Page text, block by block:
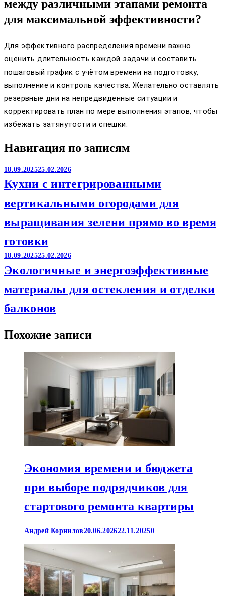
между различными этапами ремонта
для максимальной эффективности?
Для эффективного распределения времени важно
оценить длительность каждой задачи и составить
пошаговый график с учётом времени на подготовку,
выполнение и контроль качества. Желательно оставлять
резервные дни на непредвиденные ситуации и
корректировать план по мере выполнения этапов, чтобы
избежать затянутости и спешки.
Навигация по записям
18.09.202525.02.2026
Кухни с интегрированными
вертикальными огородами для
выращивания зелени прямо во время
готовки
18.09.202525.02.2026
Экологичные и энергоэффективные
материалы для остекления и отделки
балконов
Похожие записи
Экономия времени и бюджета
при выборе подрядчиков для
стартового ремонта квартиры
Андрей Корнилов20.06.202622.11.20250